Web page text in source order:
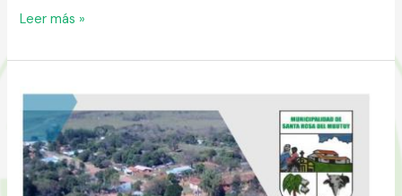
Santa
del
Leer más »